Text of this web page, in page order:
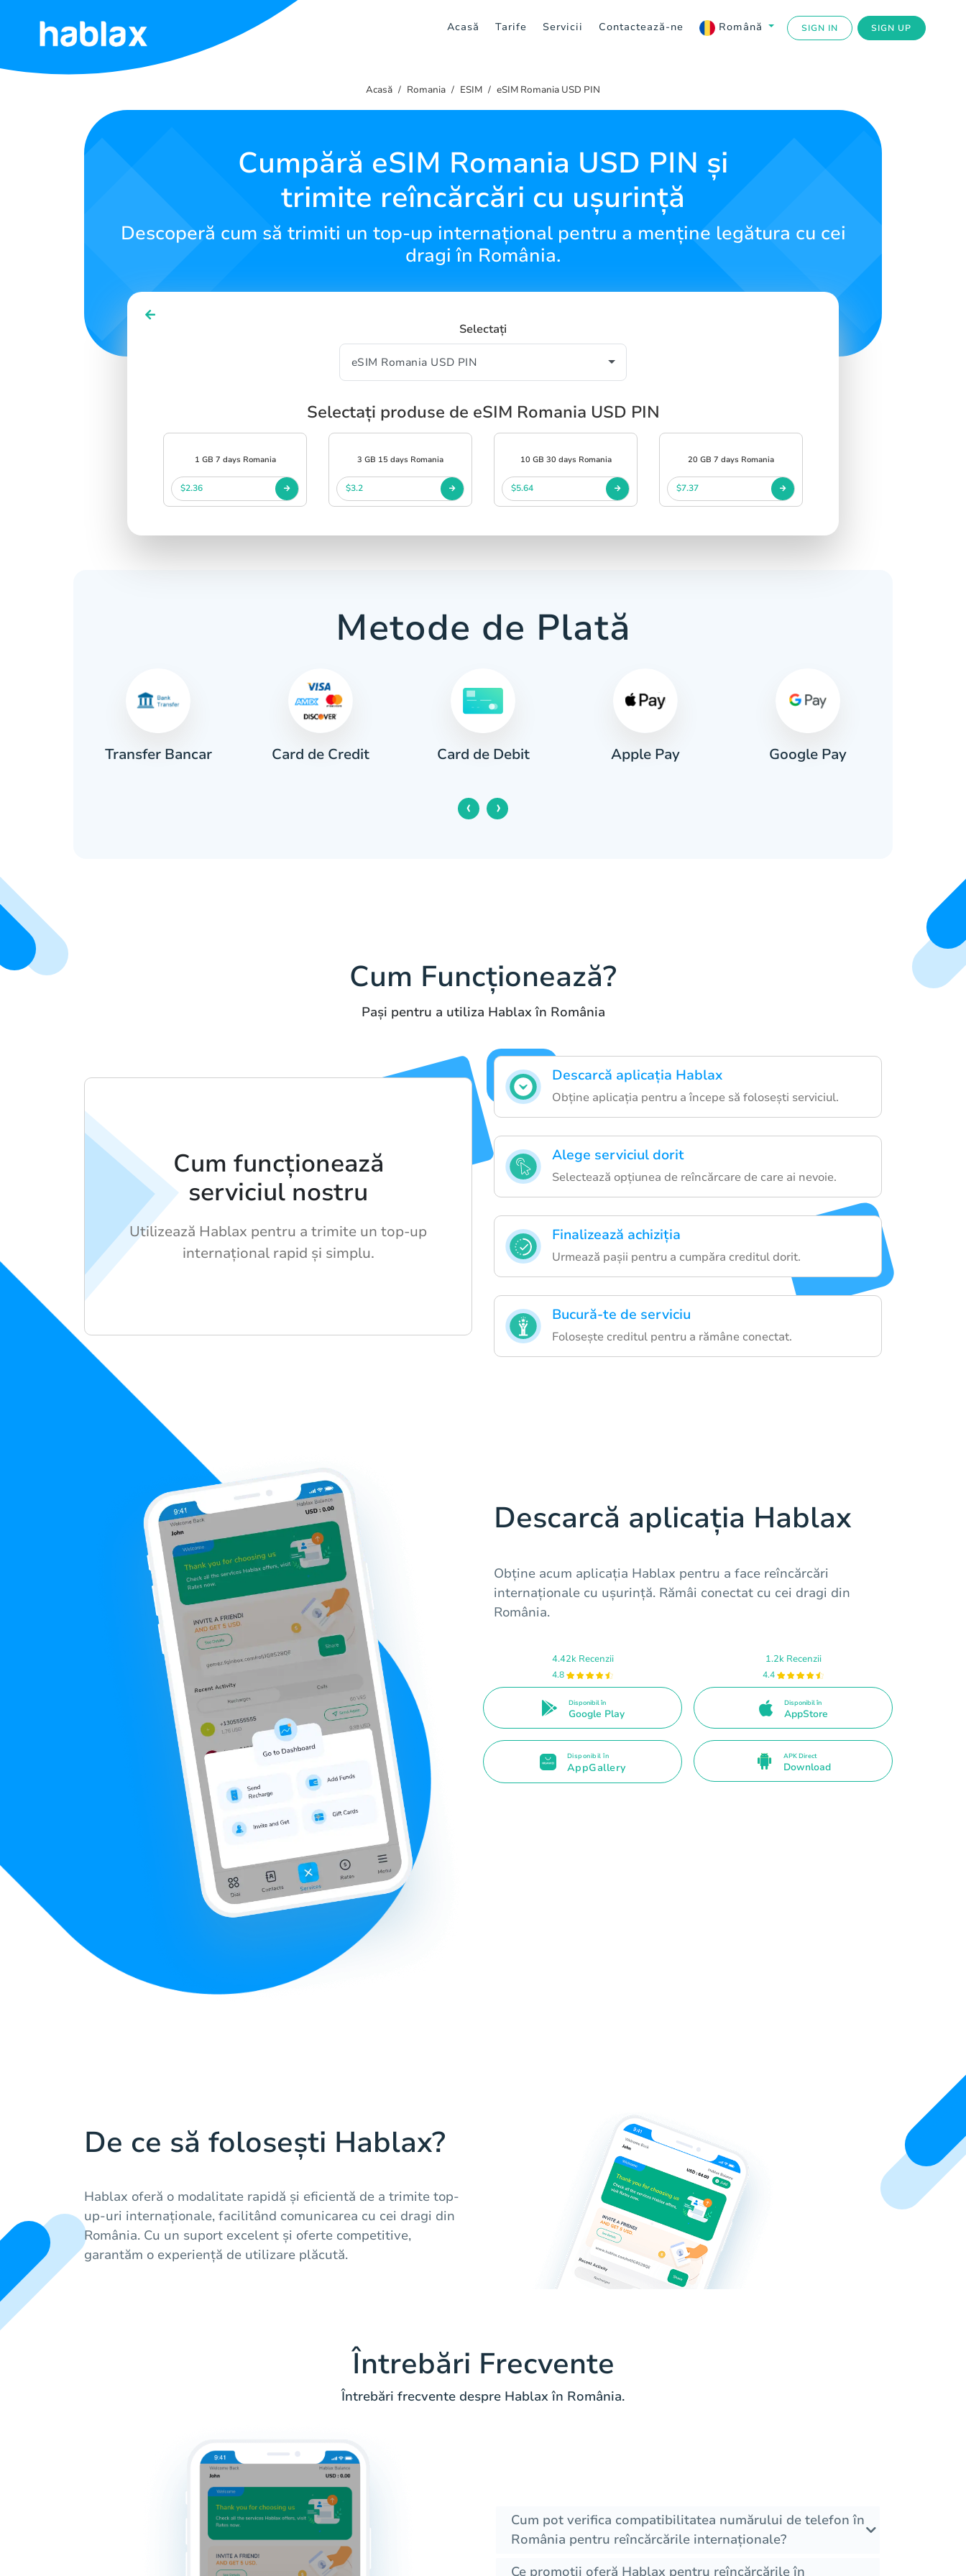
Acasă Tarife Servicii Contactează-ne Română SIGN IN SIGN UP
Acasă
SIGN UP
Acasă Romania ESIM eSIM Romania USD PIN
Cumpără eSIM Romania USD PIN și
trimite reîncărcări cu ușurință
Descoperă cum să trimiti un top-up internațional pentru a menține legătura cu cei
dragi în România.
Selectați
Selectați produse de eSIM Romania USD PIN
1 GB 7 days Romania
$2.36
3 GB 15 days Romania
$3.2
10 GB 30 days Romania
$5.64
20 GB 7 days Romania
$7.37
Metode de Plată
Transfer Bancar Card de Credit Card de Debit Apple Pay Google Pay
‹ ›
Cum Funcționează?
Pași pentru a utiliza Hablax în România
Descarcă aplicația Hablax
Obține aplicația pentru a începe să folosești serviciul.
Alege serviciul dorit
Selectează opțiunea de reîncărcare de care ai nevoie.
Finalizează achiziția
Urmează pașii pentru a cumpăra creditul dorit.
Bucură-te de serviciu
Folosește creditul pentru a rămâne conectat.
Cum funcționează
serviciul nostru
Utilizează Hablax pentru a trimite un top-up
internațional rapid și simplu.
Descarcă aplicația Hablax
Obține acum aplicația Hablax pentru a face reîncărcări
internaționale cu ușurință. Rămâi conectat cu cei dragi din
România.
4.42k Recenzii
4.8
Disponibil în
Google Play
1.2k Recenzii
4.4
Disponibil în
AppStore
Disponibil în
AppGallery
APK Direct
Download
De ce să folosești Hablax?
Hablax oferă o modalitate rapidă și eficientă de a trimite top-
up-uri internaționale, facilitând comunicarea cu cei dragi din
România. Cu un suport excelent și oferte competitive,
garantăm o experiență de utilizare plăcută.
Întrebări Frecvente
Întrebări frecvente despre Hablax în România.
Cum pot verifica compatibilitatea numărului de telefon în
România pentru reîncărcările internaționale?
Ce promoții oferă Hablax pentru reîncărcările în